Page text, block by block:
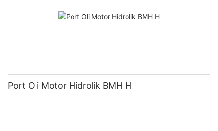
Port Oli Motor Hidrolik BMH H